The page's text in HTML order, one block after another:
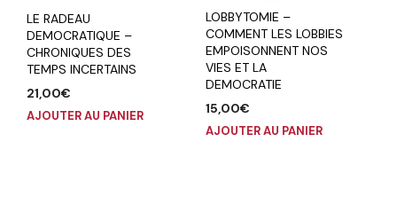
LE RADEAU
DEMOCRATIQUE –
CHRONIQUES DES
TEMPS INCERTAINS
21,00€
AJOUTER AU PANIER
LOBBYTOMIE –
COMMENT LES LOBBIES
EMPOISONNENT NOS
VIES ET LA
DEMOCRATIE
15,00€
AJOUTER AU PANIER